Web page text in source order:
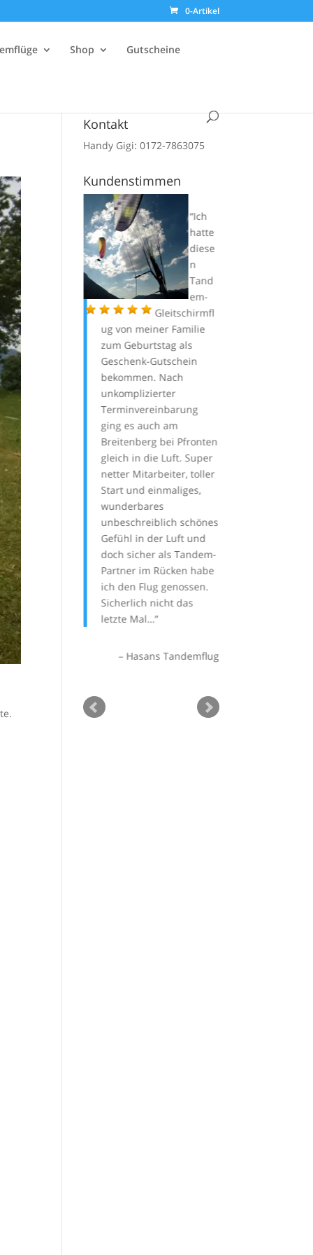
0-Artikel
Shop Gutscheine
Kontakt
Handy Gigi: 0172-7863075
Kundenstimmen
Gigi…..
und besser
nicht
dem kann
mehr helfen
von der Gigi
Ich
hatte
diese
n
Tand
em-
Gleitschirmfl
ug von meiner Familie
zum Geburtstag als
Geschenk-Gutschein
bekommen. Nach
unkomplizierter
Terminvereinbarung
ging es auch am
Breitenberg bei Pfronten
gleich in die Luft. Super
netter Mitarbeiter, toller
Start und einmaliges,
wunderbares
unbeschreiblich schönes
Gefühl in der Luft und
doch sicher als Tandem-
Partner im Rücken habe
ich den Flug genossen.
Sicherlich nicht das
letzte Mal…
Hasans Tandemflug